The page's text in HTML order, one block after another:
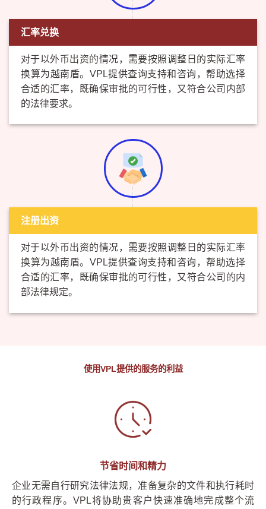
汇率兑换
对于以外币出资的情况，需要按照调整日的实际汇率
换算为越南盾。VPL提供查询支持和咨询，帮助选择
合适的汇率，既确保审批的可行性，又符合公司内部
的法律要求。
注册出资
对于以外币出资的情况，需要按照调整日的实际汇率
换算为越南盾。VPL提供查询支持和咨询，帮助选择
合适的汇率，既确保审批的可行性，又符合公司的内
部法律规定。
使用VPL提供的服务的利益
节省时间和精力
企业无需自行研究法律法规，准备复杂的文件和执行耗时
的行政程序。VPL将协助贵客户快速准确地完成整个流